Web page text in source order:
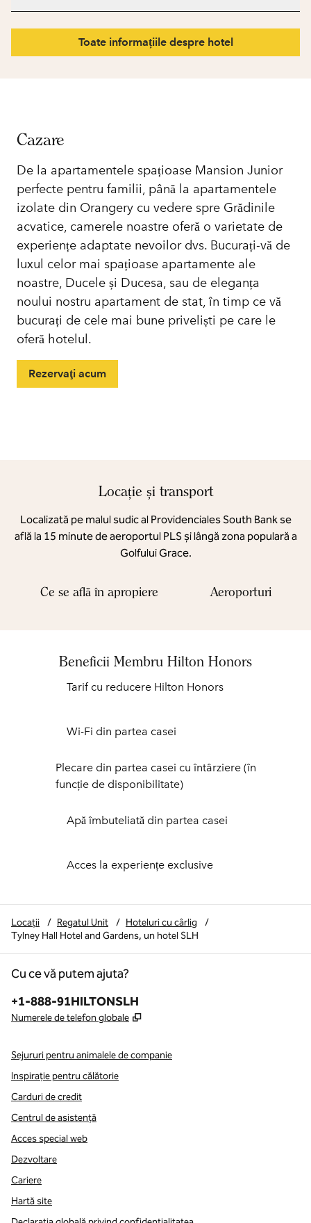
Toate informațiile despre hotel
Cazare
De la apartamentele spațioase Mansion Junior
perfecte pentru familii, până la apartamentele
izolate din Orangery cu vedere spre Grădinile
acvatice, camerele noastre oferă o varietate de
experiențe adaptate nevoilor dvs. Bucurați-vă de
luxul celor mai spațioase apartamente ale
noastre, Ducele și Ducesa, sau de eleganța
noului nostru apartament de stat, în timp ce vă
bucurați de cele mai bune priveliști pe care le
oferă hotelul.
Rezervaţi acum
Locație și transport
Localizată pe malul sudic al Providenciales South Bank se
află la 15 minute de aeroportul PLS și lângă zona populară a
Golfului Grace.
Ce se află în apropiere Aeroporturi
Beneficii Membru Hilton Honors
Tarif cu reducere Hilton Honors
Wi-Fi din partea casei
Plecare din partea casei cu întârziere (în
funcție de disponibilitate)
Apă îmbuteliată din partea casei
Acces la experiențe exclusive
Locații / Regatul Unit / Hoteluri cu cârlig
/
Tylney Hall Hotel and Gardens, un hotel SLH
Cu ce vă putem ajuta?
Telefon:
+1-888-91HILTONSLH
Numerele de telefon globale ,
Sejururi pentru animalele de companie
Inspirație pentru călătorie
Carduri de credit
Centrul de asistență
Acces special web
Dezvoltare
Cariere
Hartă site